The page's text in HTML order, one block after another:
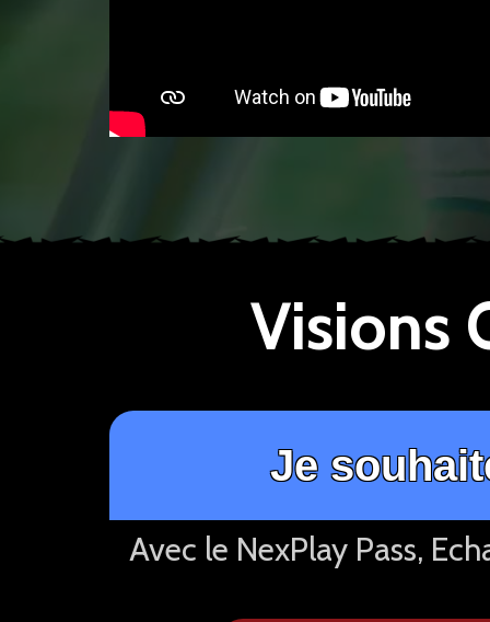
Visions
Je
Avec le NexPlay Pass,